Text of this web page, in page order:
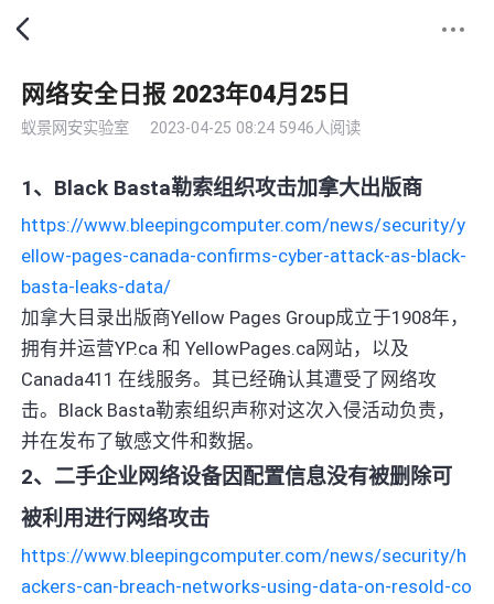
网络安全日报 2023年04月25日
蚁景网安实验室 2023-04-25 08:24 5946人阅读
1、Black Basta勒索组织攻击加拿大出版商
https://www.bleepingcomputer.com/news/security/y
ellow-pages-canada-confirms-cyber-attack-as-black-
basta-leaks-data/
加拿大目录出版商Yellow Pages Group成立于1908年，
拥有并运营YP.ca 和 YellowPages.ca网站，以及
Canada411 在线服务。其已经确认其遭受了网络攻
击。Black Basta勒索组织声称对这次入侵活动负责，
并在发布了敏感文件和数据。
2、二手企业网络设备因配置信息没有被删除可
被利用进行网络攻击
https://www.bleepingcomputer.com/news/security/h
ackers-can-breach-networks-using-data-on-resold-co